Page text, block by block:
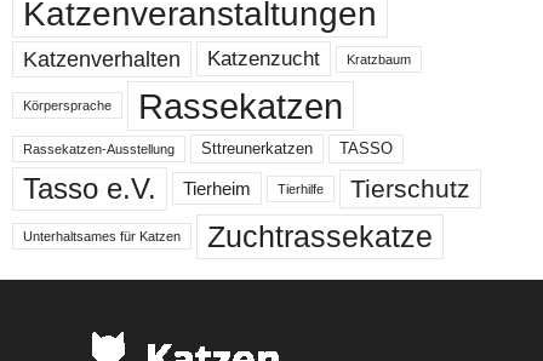
Katzenveranstaltungen
Katzenverhalten Katzenzucht Kratzbaum
Körpersprache Rassekatzen
Rassekatzen-Ausstellung Sttreunerkatzen TASSO
Tasso e.V. Tierheim Tierhilfe Tierschutz
Unterhaltsames für Katzen Zuchtrassekatze